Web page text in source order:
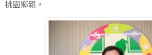
桃園鄉親。